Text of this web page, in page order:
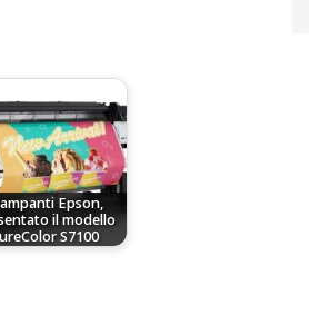
Epson,
il modello
S7100